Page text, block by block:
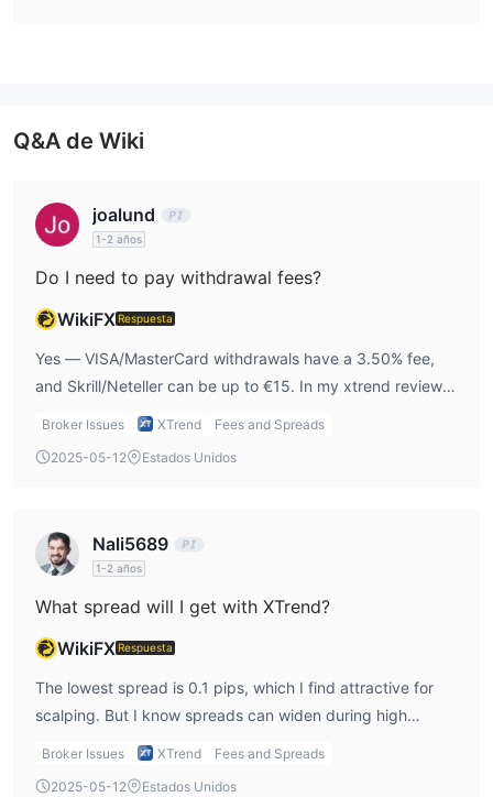
Q&A de Wiki
joalund
1-2 años
Do I need to pay withdrawal fees?
WikiFX Respuesta
Yes — VISA/MasterCard withdrawals have a 3.50% fee,
and Skrill/Neteller can be up to €15. In my xtrend review, I
highlight this because it directly affects net profits.
Broker Issues XTrend
Fees and Spreads
2025-05-12
Estados Unidos
Nali5689
1-2 años
What spread will I get with XTrend?
WikiFX Respuesta
The lowest spread is 0.1 pips, which I find attractive for
scalping. But I know spreads can widen during high
volatility, so I avoid trading around major news releases.
Broker Issues XTrend
Fees and Spreads
2025-05-12
Estados Unidos